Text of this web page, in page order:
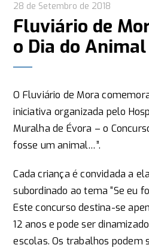
28 de Setembro de 2018
Fluviário de
o Dia do Animal
O Fluviário de Mora
iniciativa organizada pelo
Muralha de Évora – o
fosse um animal…”.
Cada criança é convidada a
subordinado ao tema “Se eu
Este concurso destina-se
12 anos e pode ser
escolas. Os trabalhos podem